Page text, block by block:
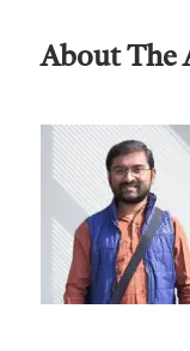
About The